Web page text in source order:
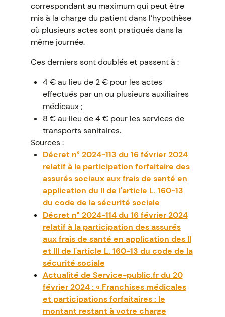
correspondant au maximum qui peut être
mis à la charge du patient dans l’hypothèse
où plusieurs actes sont pratiqués dans la
même journée.
Ces derniers sont doublés et passent à :
4 € au lieu de 2 € pour les actes
effectués par un ou plusieurs auxiliaires
médicaux ;
8 € au lieu de 4 € pour les services de
transports sanitaires.
Sources :
Décret n° 2024-113 du 16 février 2024
relatif à la participation forfaitaire des
assurés sociaux aux frais de santé en
application du II de l'article L. 160-13
du code de la sécurité sociale
Décret n° 2024-114 du 16 février 2024
relatif à la participation des assurés
aux frais de santé en application des II
et III de l'article L. 160-13 du code de la
sécurité sociale
Actualité de Service-public.fr du 20
février 2024 : « Franchises médicales
et participations forfaitaires : le
montant restant à votre charge